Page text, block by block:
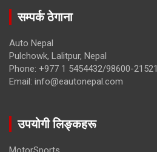
सम्पर्क ठेगाना
Auto Nepal
Pulchowk, Lalitpur, Nepal
Phone: +977 1 5454432/98600-21521
Email: info@eautonepal.com
उपयोगी लिङ्कहरू